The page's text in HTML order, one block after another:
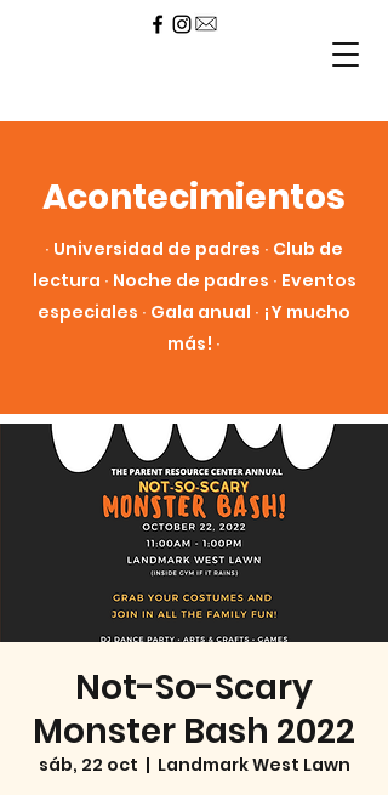
Acontecimientos
∙ Universidad de padres ∙ Club de
lectura ∙ Noche de padres ∙ Eventos
especiales ∙ Gala anual ∙ ¡Y mucho
más! ∙
Not-So-Scary
Monster Bash 2022
sáb, 22 oct
  |
Landmark West Lawn